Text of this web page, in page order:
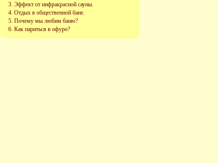
Эффект от инфракрасной сауны.
Отдых в общественной бане.
Почему мы любим баню?
Как париться в офуро?